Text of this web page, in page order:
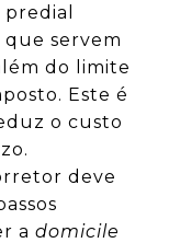
que servem
do limite
Este é
o custo
deve
a domicile